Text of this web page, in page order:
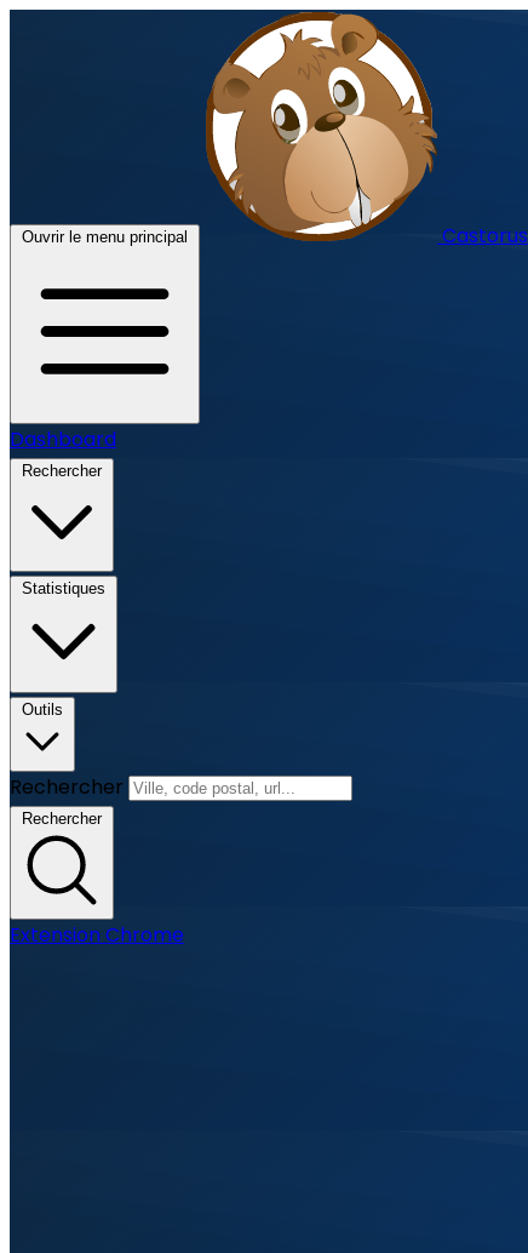
Ouvrir le menu principal Castorus
Dashboard
Rechercher
Statistiques
Outils
Rechercher
Rechercher
Extension Chrome